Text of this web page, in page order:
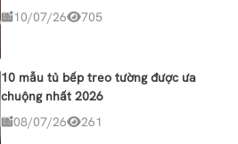
10/07/26
705
10 mẫu tủ bếp treo tường được ưa
chuộng nhất 2026
08/07/26
261